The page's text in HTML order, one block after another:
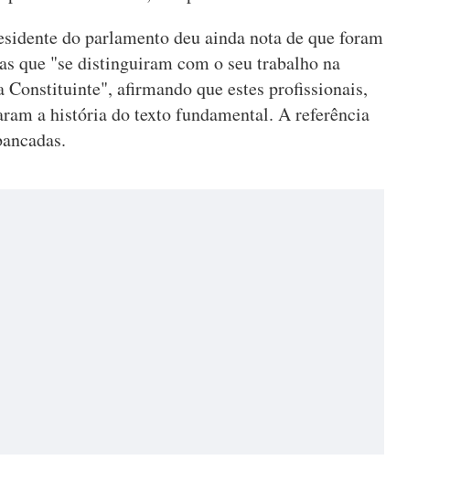
do parlamento deu ainda nota de que foram
que "se distinguiram com o seu trabalho na
Constituinte", afirmando que estes profissionais,
a história do texto fundamental. A referência